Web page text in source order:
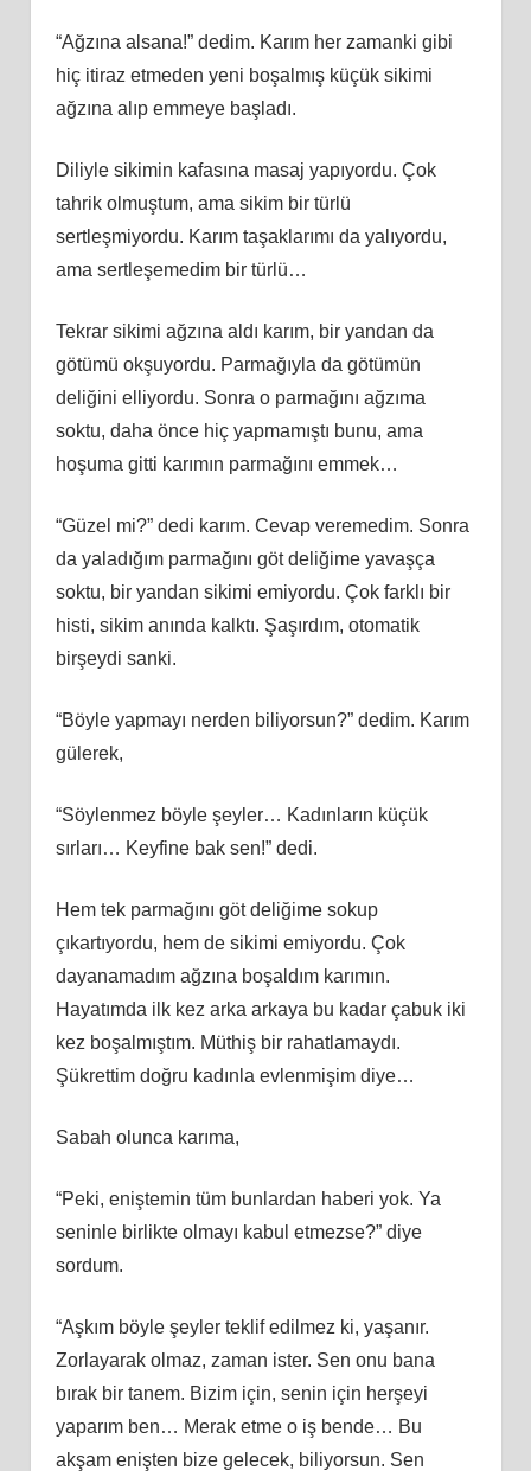
“Ağzına alsana!” dedim. Karım her zamanki gibi
hiç itiraz etmeden yeni boşalmış küçük sikimi
ağzına alıp emmeye başladı.
Diliyle sikimin kafasına masaj yapıyordu. Çok
tahrik olmuştum, ama sikim bir türlü
sertleşmiyordu. Karım taşaklarımı da yalıyordu,
ama sertleşemedim bir türlü…
Tekrar sikimi ağzına aldı karım, bir yandan da
götümü okşuyordu. Parmağıyla da götümün
deliğini elliyordu. Sonra o parmağını ağzıma
soktu, daha önce hiç yapmamıştı bunu, ama
hoşuma gitti karımın parmağını emmek…
“Güzel mi?” dedi karım. Cevap veremedim. Sonra
da yaladığım parmağını göt deliğime yavaşça
soktu, bir yandan sikimi emiyordu. Çok farklı bir
histi, sikim anında kalktı. Şaşırdım, otomatik
birşeydi sanki.
“Böyle yapmayı nerden biliyorsun?” dedim. Karım
gülerek,
“Söylenmez böyle şeyler… Kadınların küçük
sırları… Keyfine bak sen!” dedi.
Hem tek parmağını göt deliğime sokup
çıkartıyordu, hem de sikimi emiyordu. Çok
dayanamadım ağzına boşaldım karımın.
Hayatımda ilk kez arka arkaya bu kadar çabuk iki
kez boşalmıştım. Müthiş bir rahatlamaydı.
Şükrettim doğru kadınla evlenmişim diye…
Sabah olunca karıma,
“Peki, eniştemin tüm bunlardan haberi yok. Ya
seninle birlikte olmayı kabul etmezse?” diye
sordum.
“Aşkım böyle şeyler teklif edilmez ki, yaşanır.
Zorlayarak olmaz, zaman ister. Sen onu bana
bırak bir tanem. Bizim için, senin için herşeyi
yaparım ben… Merak etme o iş bende… Bu
akşam enişten bize gelecek, biliyorsun. Sen